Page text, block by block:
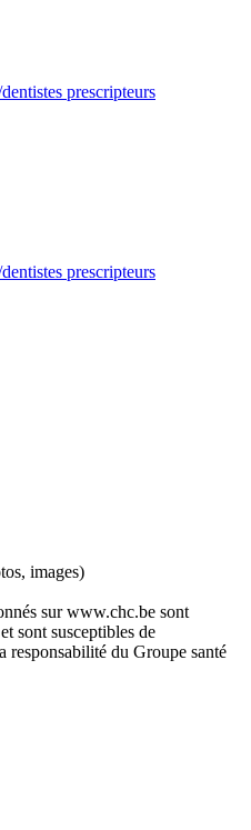
prescripteurs
prescripteurs
images)
sur www.chc.be sont
sont susceptibles de
responsabilité du Groupe santé